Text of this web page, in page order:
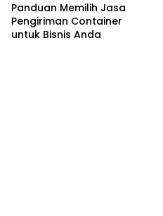
Panduan Memilih Jasa
Pengiriman Container
untuk Bisnis Anda